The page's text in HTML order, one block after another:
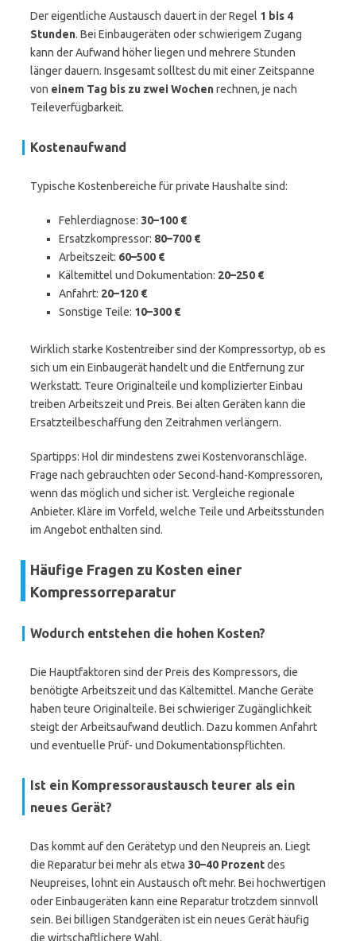
Der eigentliche Austausch dauert in der Regel 1 bis 4
Stunden. Bei Einbaugeräten oder schwierigem Zugang
kann der Aufwand höher liegen und mehrere Stunden
länger dauern. Insgesamt solltest du mit einer Zeitspanne
von einem Tag bis zu zwei Wochenrechnen, je nach
Teileverfügbarkeit.
Kostenaufwand
Typische Kostenbereiche für private Haushalte sind:
Fehlerdiagnose: 30–100 €
Ersatzkompressor: 80–700 €
Arbeitszeit: 60–500 €
Kältemittel und Dokumentation: 20–250 €
Anfahrt: 20–120 €
Sonstige Teile: 10–300 €
Wirklich starke Kostentreiber sind der Kompressortyp, ob es
sich um ein Einbaugerät handelt und die Entfernung zur
Werkstatt. Teure Originalteile und komplizierter Einbau
treiben Arbeitszeit und Preis. Bei alten Geräten kann die
Ersatzteilbeschaffung den Zeitrahmen verlängern.
Spartipps: Hol dir mindestens zwei Kostenvoranschläge.
Frage nach gebrauchten oder Second‑hand-Kompressoren,
wenn das möglich und sicher ist. Vergleiche regionale
Anbieter. Kläre im Vorfeld, welche Teile und Arbeitsstunden
im Angebot enthalten sind.
Häufige Fragen zu Kosten einer
Kompressorreparatur
Wodurch entstehen die hohen Kosten?
Die Hauptfaktoren sind der Preis des Kompressors, die
benötigte Arbeitszeit und das Kältemittel. Manche Geräte
haben teure Originalteile. Bei schwieriger Zugänglichkeit
steigt der Arbeitsaufwand deutlich. Dazu kommen Anfahrt
und eventuelle Prüf- und Dokumentationspflichten.
Ist ein Kompressoraustausch teurer als ein
neues Gerät?
Das kommt auf den Gerätetyp und den Neupreis an. Liegt
die Reparatur bei mehr als etwa 30–40 Prozentdes
Neupreises, lohnt ein Austausch oft mehr. Bei hochwertigen
oder Einbaugeräten kann eine Reparatur trotzdem sinnvoll
sein. Bei billigen Standgeräten ist ein neues Gerät häufig
die wirtschaftlichere Wahl.